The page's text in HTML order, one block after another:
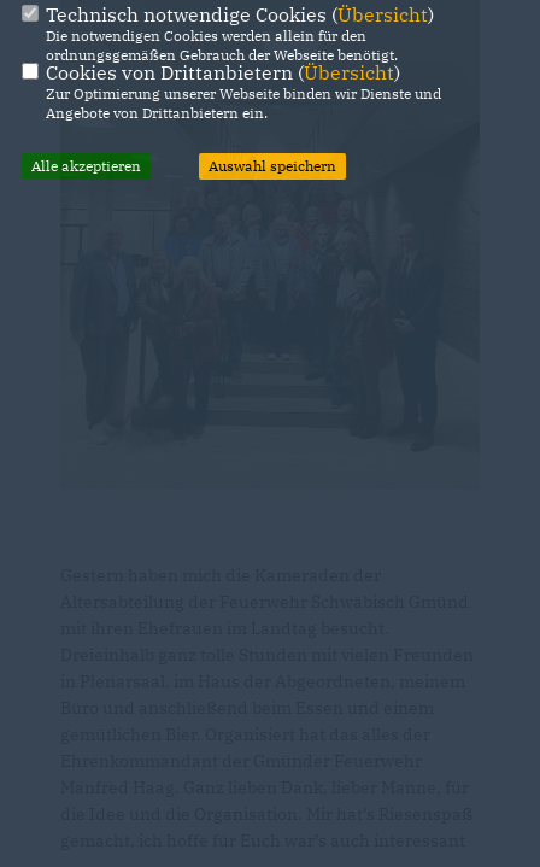
Technisch notwendige Cookies (Übersicht)
Die notwendigen Cookies werden allein für den
ordnungsgemäßen Gebrauch der Webseite benötigt.
Cookies von Drittanbietern (Übersicht)
Zur Optimierung unserer Webseite binden wir Dienste und
Angebote von Drittanbietern ein.
Alle akzeptieren Auswahl speichern